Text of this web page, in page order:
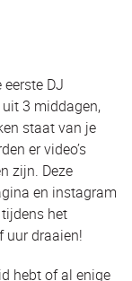
DJ
3 middagen,
staat van je
er video’s
zijn. Deze
en instagram
het
uur draaien!
hebt of al enige